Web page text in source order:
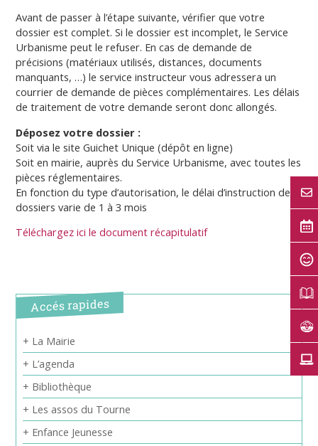
Avant de passer à l’étape suivante, vérifier que votre
dossier est complet. Si le dossier est incomplet, le Service
Urbanisme peut le refuser. En cas de demande de
précisions (matériaux utilisés, distances, documents
manquants, …) le service instructeur vous adressera un
courrier de demande de pièces complémentaires. Les délais
de traitement de votre demande seront donc allongés.
Déposez votre dossier :
Soit via le site Guichet Unique (dépôt en ligne)
Soit en mairie, auprès du Service Urbanisme, avec toutes les
pièces réglementaires.
En fonction du type d’autorisation, le délai d’instruction des
dossiers varie de 1 à 3 mois
Téléchargez ici le document récapitulatif
Accés rapides
+ La Mairie
+ L’agenda
+ Bibliothèque
+ Les assos du Tourne
+ Enfance Jeunesse